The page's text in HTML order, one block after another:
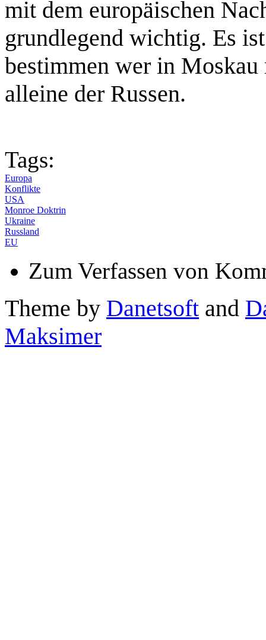
mit dem europäischen
grundlegend wichtig. Es
bestimmen wer in
alleine der Russen.
Tags:
Europa
Konflikte
USA
Monroe Doktrin
Ukraine
Russland
EU
Zum Verfassen von
Theme by Danetsoft and
Maksimer